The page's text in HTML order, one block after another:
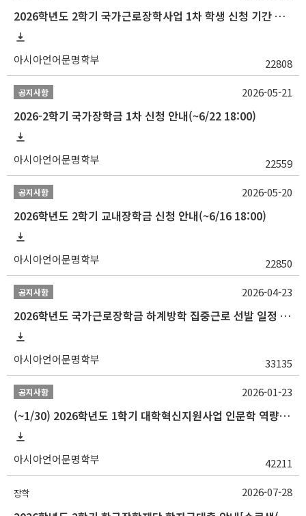
2026학년도 2학기 국가근로장학사업 1차 학생 신청 기간 안내
아시아언어문명학부 22808
공지사항
2026-2학기 국가장학금 1차 신청 안내(~6/22 18:00)
아시아언어문명학부 22559
2026-05-21
공지사항
2026학년도 2학기 교내장학금 신청 안내(~6/16 18:00)
아시아언어문명학부 22850
2026-05-20
공지사항
2026학년도 국가근로장학금 하계방학 집중근로 선발 일정 안내
아시아언어문명학부 33135
2026-04-23
공지사항
(~1/30) 2026학년도 1학기 대학혁신지원사업 인문학 역량강화 학업지원금 지원 선발 안내(학·석·박사)
아시아언어문명학부 42211
2026-01-23
장학 2026-07-28